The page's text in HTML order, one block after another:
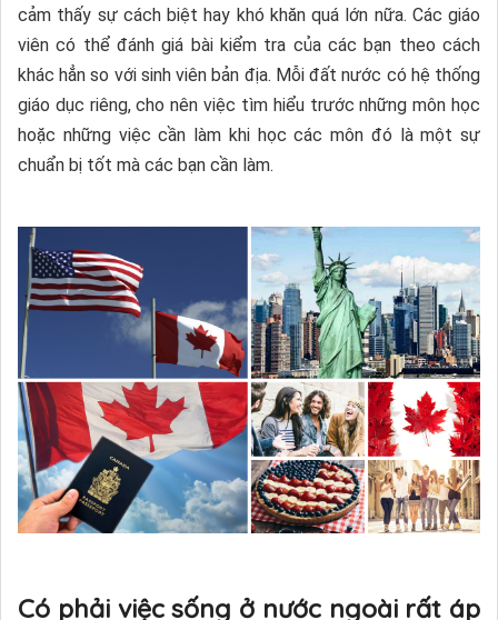
cảm thấy sự cách biệt hay khó khăn quá lớn nữa. Các giáo
viên có thể đánh giá bài kiểm tra của các bạn theo cách
khác hẳn so với sinh viên bản địa. Mỗi đất nước có hệ thống
giáo dục riêng, cho nên việc tìm hiểu trước những môn học
hoặc những việc cần làm khi học các môn đó là một sự
chuẩn bị tốt mà các bạn cần làm.
Có phải việc sống ở nước ngoài rất áp